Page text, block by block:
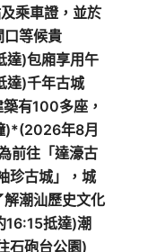
乘車證，並於
口等候貴
)包廂享用午
達)千年古城
有100多座，
)*(2026年8月
前往「達濠古
珍古城」，城
潮汕歷史文化
抵達)潮
石砲台公園)